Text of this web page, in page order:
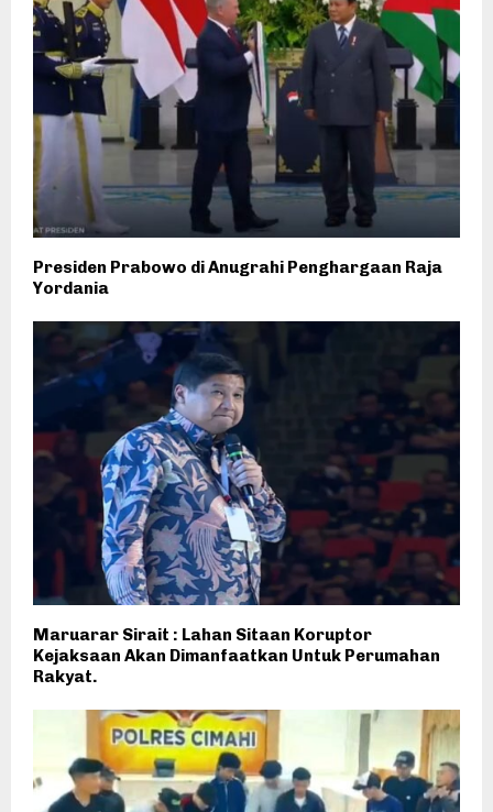
Presiden Prabowo di Anugrahi Penghargaan Raja
Yordania
Maruarar Sirait : Lahan Sitaan Koruptor
Kejaksaan Akan Dimanfaatkan Untuk Perumahan
Rakyat.